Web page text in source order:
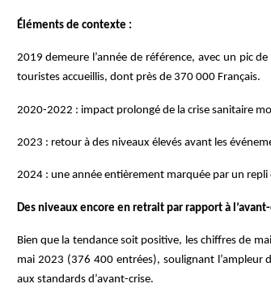
Éléments de contexte :
2019 demeure l’année de référence, avec un pic
touristes accueillis, dont près de 370 000 Français.
2020-2022 : impact prolongé de la crise sanitaire
2023 : retour à des niveaux élevés avant les
2024 : une année entièrement marquée par un repli
Des niveaux encore en retrait par rapport à
Bien que la tendance soit positive, les chiffres de
mai 2023 (376 400 entrées), soulignant l’ampleur
aux standards d’avant-crise.